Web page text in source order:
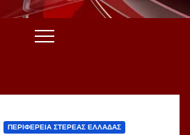
ΠΕΡΙΦΕΡΕΙΑ ΣΤΕΡΕΑΣ ΕΛΛΑΔΑΣ